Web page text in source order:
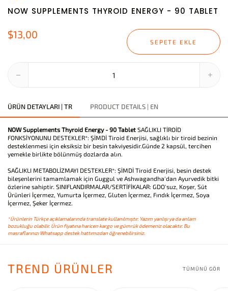
NOW SUPPLEMENTS THYROID ENERGY - 90 TABLET
$13,00
SEPETE EKLE
ÜRÜN DETAYLARI | TR PRODUCT DETAILS | EN
NOW Supplements Thyroid Energy - 90 Tablet SAĞLIKLI TİROİD
FONKSİYONUNU DESTEKLER*: ŞİMDİ Tiroid Enerjisi, sağlıklı bir tiroid bezinin
desteklenmesi için eksiksiz bir besin takviyesidir.Günde 2 kapsül, tercihen
yemekle birlikte bölünmüş dozlarda alın.
SAĞLIKLI METABOLİZMAYI DESTEKLER*: ŞİMDİ Tiroid Enerjisi, besin destek
bileşenlerini tamamlamak için Guggul ve Ashwagandha'dan Ayurvedik bitki
özlerine sahiptir. SINIFLANDIRMALAR/SERTİFİKALAR: GDO'suz, Koşer, Süt
Ürünleri İçermez, Yumurta İçermez, Gluten İçermez, Fındık İçermez, Soya
İçermez, Şeker İçermez.
*Ürünlerin Türkçe açıklamalarında translate kullanılmıştır. Yazım yanlışı ya da anlam
bozukluğu olabilir. Ürün fiyatına haricen kargo ve gümrük ödemeniz olacaktır. Bu
masraflarınızı Whatsapp destek hattımızdan öğrenebilirsiniz.
TREND ÜRÜNLER TÜMÜNÜ GÖR